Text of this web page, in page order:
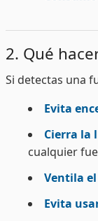
2. Qué
Si detectas una
Evita
Cierra la
cualquier
Ventila
Evita